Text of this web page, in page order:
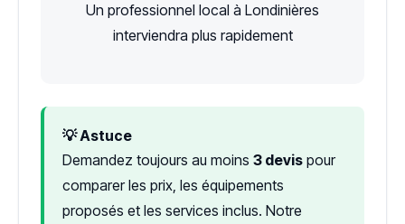
Un professionnel local à Londinières
interviendra plus rapidement
💡 Astuce
Demandez toujours au moins 3 devis pour
comparer les prix, les équipements
proposés et les services inclus. Notre